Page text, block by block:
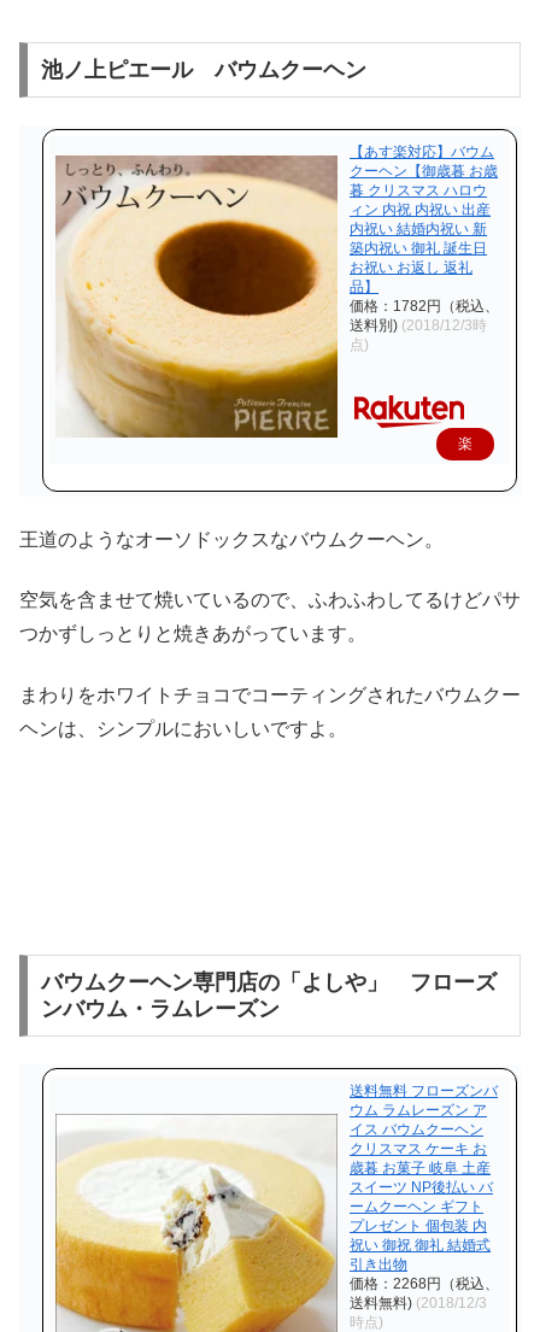
池ノ上ピエール バウムクーヘン
【あす楽対応】バウム
クーヘン【御歳暮 お歳
暮 クリスマス ハロウ
ィン 内祝 内祝い 出産
内祝い 結婚内祝い 新
築内祝い 御礼 誕生日
お祝い お返し 返礼
品】
価格：1782円（税込、
送料別) (2018/12/3時
点)
楽
王道のようなオーソドックスなバウムクーヘン。
空気を含ませて焼いているので、ふわふわしてるけどパサ
つかずしっとりと焼きあがっています。
まわりをホワイトチョコでコーティングされたバウムクー
ヘンは、シンプルにおいしいですよ。
バウムクーヘン専門店の「よしや」 フローズ
ンバウム・ラムレーズン
送料無料 フローズンバ
ウム ラムレーズン ア
イス バウムクーヘン
クリスマス ケーキ お
歳暮 お菓子 岐阜 土産
スイーツ NP後払い バ
ームクーヘン ギフト
プレゼント 個包装 内
祝い 御祝 御礼 結婚式
引き出物
価格：2268円（税込、
送料無料) (2018/12/3
時点)